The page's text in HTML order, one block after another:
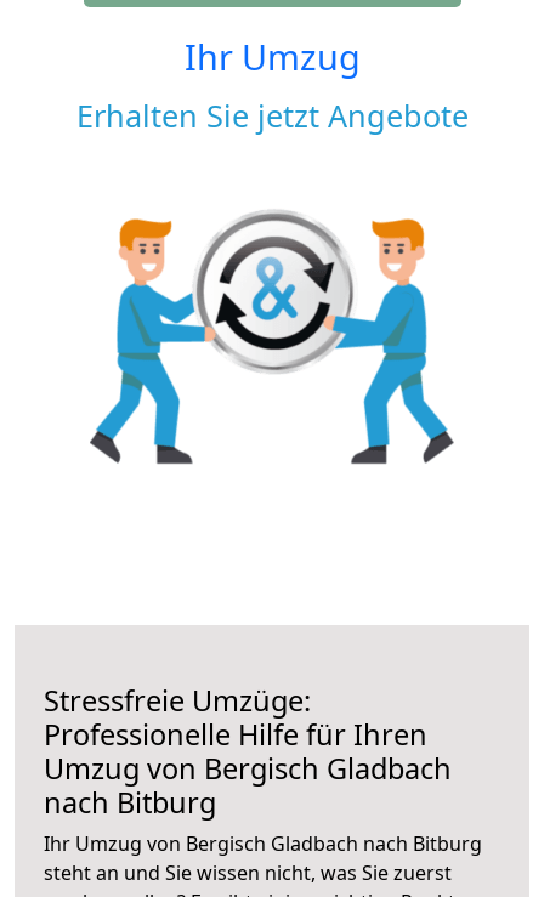
Ihr Umzug
Erhalten Sie jetzt Angebote
Stressfreie Umzüge:
Professionelle Hilfe für Ihren
Umzug von Bergisch Gladbach
nach Bitburg
Ihr Umzug von Bergisch Gladbach nach Bitburg
steht an und Sie wissen nicht, was Sie zuerst